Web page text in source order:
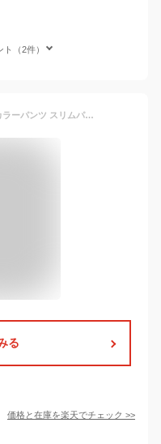
（2件）
チノパン メンズ スキニーパンツ カラーパンツ スリムパンツ ボトムス ゴルフパンツ スリム ストレッチ アンクルパンツ ジーパン デニム ジーンズ テーパードパンツ ズボン 黒 黒スキニー メンズファッション パンツ
る
価格と在庫を楽天でチェック >>